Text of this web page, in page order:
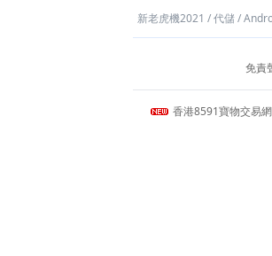
新老虎機2021 /代儲/
免責
香港8591寶物交易網